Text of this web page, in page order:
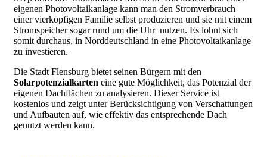
eigenen Photovoltaikanlage kann man den Stromverbrauch
einer vierköpfigen Familie selbst produzieren und sie mit einem
Stromspeicher sogar rund um die Uhr nutzen. Es lohnt sich
somit durchaus, in Norddeutschland in eine Photovoltaikanlage
zu investieren.
Die Stadt Flensburg bietet seinen Bürgern mit den
Solarpotenzialkarten eine gute Möglichkeit, das Potenzial der
eigenen Dachflächen zu analysieren. Dieser Service ist
kostenlos und zeigt unter Berücksichtigung von Verschattungen
und Aufbauten auf, wie effektiv das entsprechende Dach
genutzt werden kann.